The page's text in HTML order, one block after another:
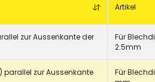
Artikel
zur Aussenkante der
Für
2.5mm
parallel zur Aussenkante
Für